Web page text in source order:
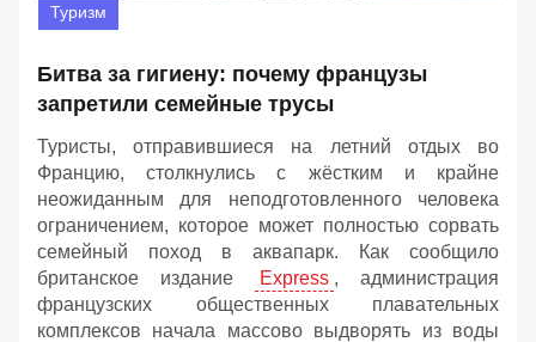
Туризм
Битва за гигиену: почему французы
запретили семейные трусы
Туристы, отправившиеся на летний отдых во
Францию, столкнулись с жёстким и крайне
неожиданным для неподготовленного человека
ограничением, которое может полностью сорвать
семейный поход в аквапарк. Как сообщило
британское издание
Express , администрация
французских общественных плавательных
комплексов начала массово выдворять из воды